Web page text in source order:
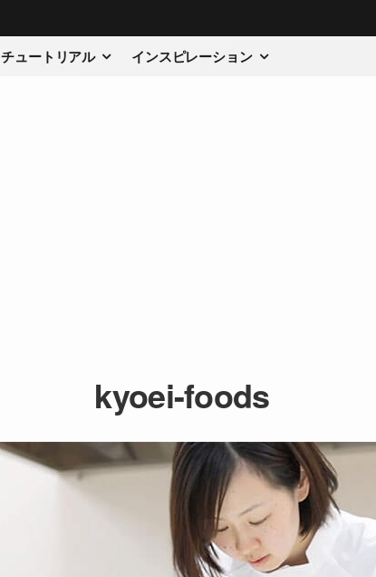
チュートリアル インスピレーション
kyoei-foods